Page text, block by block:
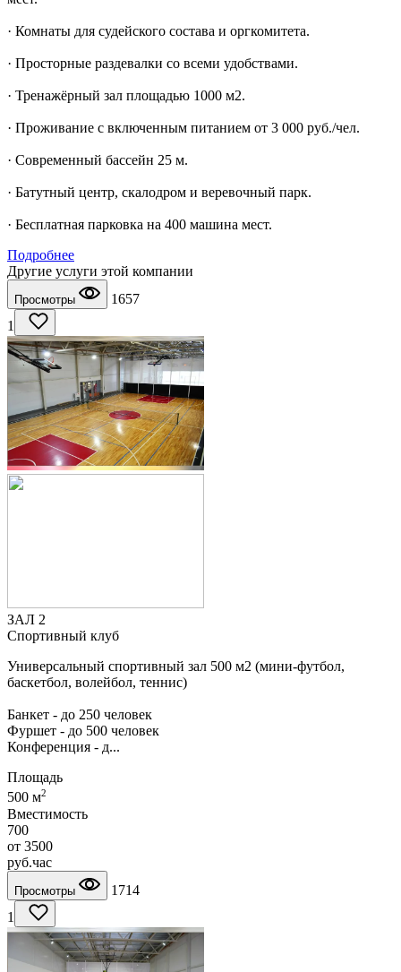
· Комнаты для судейского состава и оргкомитета.
· Просторные раздевалки со всеми удобствами.
· Тренажёрный зал площадью 1000 м2.
· Проживание с включенным питанием от 3 000 руб./чел.
· Современный бассейн 25 м.
· Батутный центр, скалодром и веревочный парк.
· Бесплатная парковка на 400 машина мест.
Подробнее
Другие услуги этой компании
Просмотры
1657
1
ЗАЛ 2
Спортивный клуб
Универсальный спортивный зал 500 м2 (мини-футбол,
баскетбол, волейбол, теннис)
Банкет - до 250 человек
Фуршет - до 500 человек
Конференция - д...
Площадь
500 м2
Вместимость
700
от 3500
руб.час
Просмотры
1714
1